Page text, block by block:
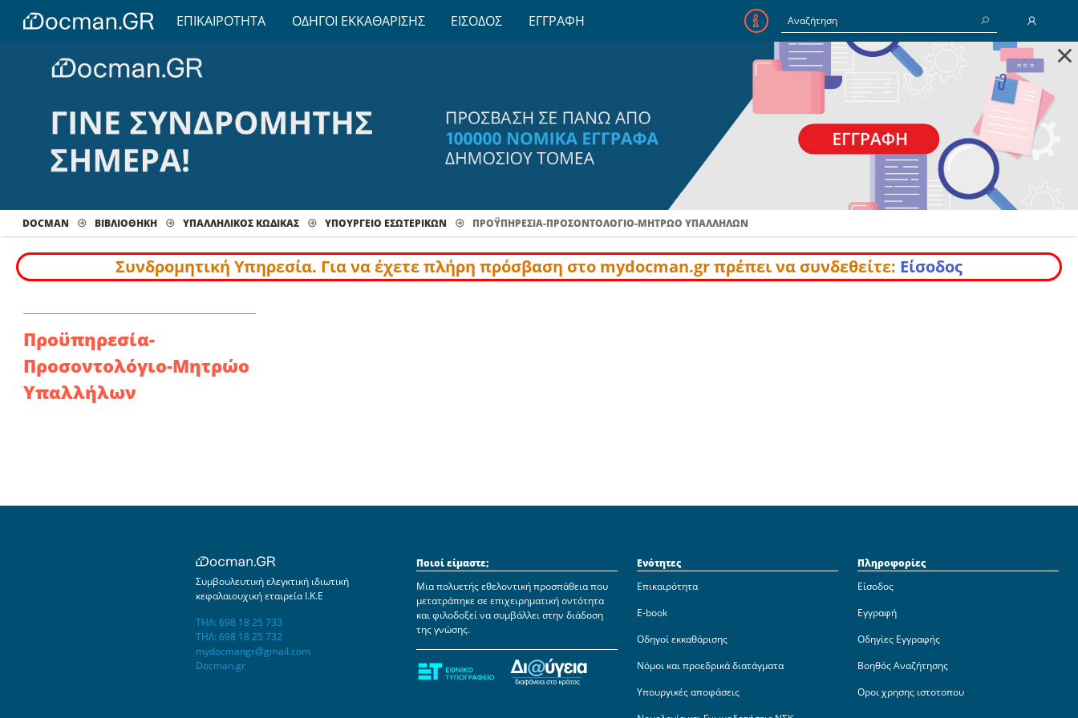
ΕΠΙΚΑΙΡΟΤΗΤΑ ΟΔΗΓΟΙ ΕΚΚΑΘΑΡΙΣΗΣ ΕΙΣΟΔΟΣ ΕΓΓΡΑΦΗ
E-Mail
Κωδικός
Να με θυμάσαι
×
DOCMAN ΒΙΒΛΙΟΘΗΚΗ ΥΠΑΛΛΗΛΙΚΟΣ ΚΩΔΙΚΑΣ ΥΠΟΥΡΓΕΙΟ ΕΣΩΤΕΡΙΚΩΝ ΠΡΟΫΠΗΡΕΣΊΑ-ΠΡΟΣΟΝΤΟΛΌΓΙΟ-ΜΗΤΡΏΟ ΥΠΑΛΛΉΛΩΝ
Συνδρομητική Υπηρεσία. Για να έχετε πλήρη πρόσβαση στο mydocman.gr πρέπει να συνδεθείτε: Είσοδος
Προϋπηρεσία-
Προσοντολόγιο-Μητρώο
Υπαλλήλων
Συμβουλευτική ελεγκτική ιδιωτική
κεφαλαιουχική εταιρεία Ι.Κ.Ε
ΤΗΛ: 698 18 25 733
ΤΗΛ: 698 18 25 732
mydocmangr@gmail.com
Docman.gr
Ποιοί είμαστε;
Μια πολυετής εθελοντική προσπάθεια που
μετατράπηκε σε επιχειρηματική οντότητα
και φιλοδοξεί να συμβάλλει στην διάδοση
της γνώσης.
Ενότητες
Επικαιρότητα
E-book
Οδηγοί εκκαθάρισης
Νόμοι και προεδρικά διατάγματα
Υπουργικές αποφάσεις
Πληροφορίες
Είσοδος
Εγγραφή
Οδηγίες Εγγραφής
Βοηθός Αναζήτησης
Οροι χρησης ιστοτοπου